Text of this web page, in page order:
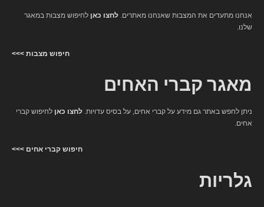
אנחנו מתעדים את המצבות שאנחנו מאתרים. לחצו כאן לחיפוש מצבות במאגר
שלנו.
חיפוש מצבות >>>
מאגר קברי האחים
ניתן לחפש באתר גם מידע על קברי אחים, על בסיס עדויות. לחצו כאן לחיפוש קברי
אחים.
חיפוש קברי אחים >>>
גלריות